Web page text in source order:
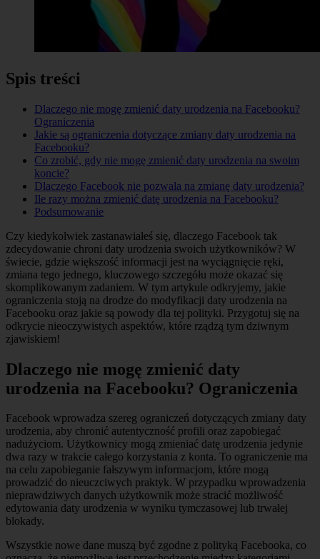
Spis treści
Dlaczego nie mogę zmienić daty urodzenia na Facebooku?
Ograniczenia
Jakie są ograniczenia dotyczące zmiany daty urodzenia na
Facebooku?
Co zrobić, gdy nie mogę zmienić daty urodzenia na swoim
koncie?
Dlaczego Facebook nie pozwala na zmianę daty urodzenia?
Ile razy można zmienić datę urodzenia na Facebooku?
Podsumowanie
Czy kiedykolwiek zastanawiałeś się, dlaczego Facebook tak
zdecydowanie chroni daty urodzenia swoich użytkowników? W
świecie, gdzie większość informacji jest na wyciągnięcie ręki,
zmiana tego jednego, kluczowego szczegółu może okazać się
skomplikowanym zadaniem. W tym artykule odkryjemy, jakie
ograniczenia stoją na drodze do modyfikacji daty urodzenia na
Facebooku oraz jakie są powody dla tej polityki. Przygotuj się na
odkrycie nieoczywistych aspektów, które rządzą tym dziwnym
zjawiskiem!
Dlaczego nie mogę zmienić daty
urodzenia na Facebooku? Ograniczenia
Facebook wprowadza szereg ograniczeń dotyczących zmiany daty
urodzenia, aby chronić autentyczność profili oraz zapobiegać
nadużyciom. Użytkownicy mogą zmieniać datę urodzenia jedynie
dwa razy w trakcie całego korzystania z konta. To ograniczenie ma
na celu zapobieganie fałszywym informacjom, które mogą
prowadzić do nieuczciwych praktyk. W przypadku wprowadzenia
nieprawdziwych danych użytkownik może stracić możliwość
edytowania daty urodzenia w wyniku tymczasowej lub trwałej
blokady.
Wszystkie nowe dane muszą być zgodne z polityką Facebooka, co